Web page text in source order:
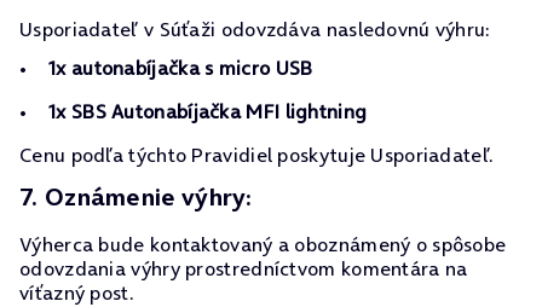
Usporiadateľ v Súťaži odovzdáva nasledovnú výhru:
1x autonabíjačka s micro USB
1x SBS Autonabíjačka MFI lightning
Cenu podľa týchto Pravidiel poskytuje Usporiadateľ.
7. Oznámenie výhry:
Výherca bude kontaktovaný a oboznámený o spôsobe
odovzdania výhry prostredníctvom komentára na
víťazný post.